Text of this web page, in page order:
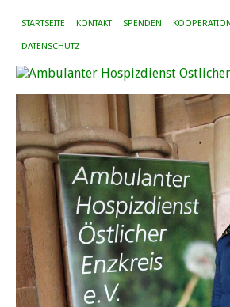
STARTSEITE KONTAKT SPENDEN
DATENSCHUTZ